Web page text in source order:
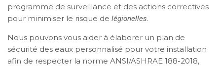
programme de surveillance et des actions correctives
pour minimiser le risque de légionelles.
Nous pouvons vous aider à élaborer un plan de
sécurité des eaux personnalisé pour votre installation
afin de respecter la norme ANSI/ASHRAE 188-2018,